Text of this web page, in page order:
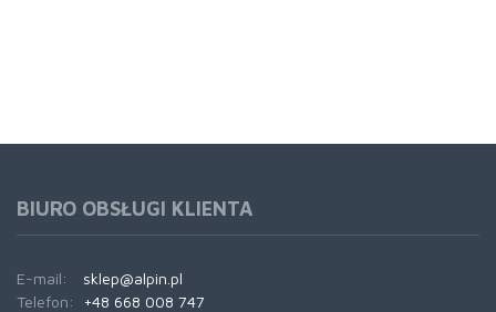
BIURO OBSŁUGI KLIENTA
E-mail:
sklep@alpin.pl
Telefon:
+48 668 008 747